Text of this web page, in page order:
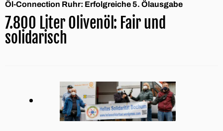
Öl-Connection Ruhr: Erfolgreiche 5. Ölausgabe
7.800 Liter Olivenöl: Fair und
solidarisch